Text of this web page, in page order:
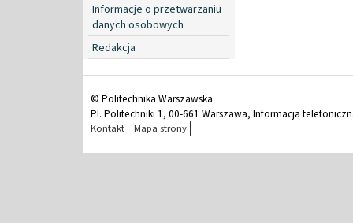
Informacje o przetwarzaniu
danych osobowych
Redakcja
© Politechnika Warszawska
Pl. Politechniki 1, 00-661 Warszawa, Informacja
Kontakt Mapa strony